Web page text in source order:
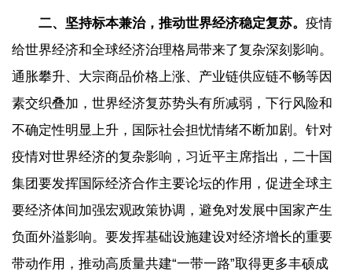
二、坚持标本兼治，推动世界经济稳定复苏。 疫情
给世界经济和全球经济治理格局带来了复杂深刻影响。
通胀攀升、大宗商品价格上涨、产业链供应链不畅等因
素交织叠加，世界经济复苏势头有所减弱，下行风险和
不确定性明显上升，国际社会担忧情绪不断加剧。针对
疫情对世界经济的复杂影响，习近平主席指出，二十国
集团要发挥国际经济合作主要论坛的作用，促进全球主
要经济体间加强宏观政策协调，避免对发展中国家产生
负面外溢影响。要发挥基础设施建设对经济增长的重要
带动作用，推动高质量共建“一带一路”取得更多丰硕成